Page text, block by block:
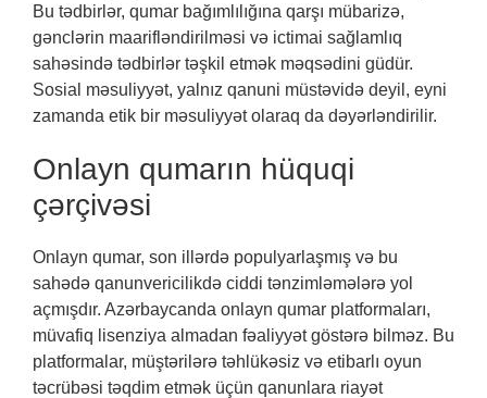
Bu tədbirlər, qumar bağımlılığına qarşı mübarizə,
gənclərin maarifləndirilməsi və ictimai sağlamlıq
sahəsində tədbirlər təşkil etmək məqsədini güdür.
Sosial məsuliyyət, yalnız qanuni müstəvidə deyil, eyni
zamanda etik bir məsuliyyət olaraq da dəyərləndirilir.
Onlayn qumarın hüquqi
çərçivəsi
Onlayn qumar, son illərdə populyarlaşmış və bu
sahədə qanunvericilikdə ciddi tənzimləmələrə yol
açmışdır. Azərbaycanda onlayn qumar platformaları,
müvafiq lisenziya almadan fəaliyyət göstərə bilməz. Bu
platformalar, müştərilərə təhlükəsiz və etibarlı oyun
təcrübəsi təqdim etmək üçün qanunlara riayət